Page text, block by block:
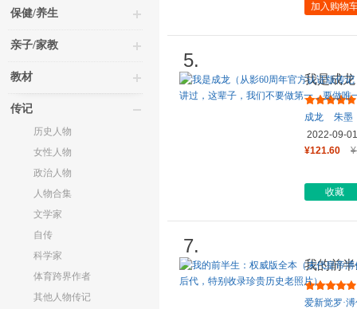
保健/养生
亲子/家教
教材
传记
历史人物
女性人物
政治人物
人物合集
文学家
自传
科学家
体育跨界作者
其他人物传记
加入购物
5.
我是成
当当专
成龙
朱墨
2022-09-01
¥121.60
收藏
7.
我的前
的传奇
爱新觉罗·